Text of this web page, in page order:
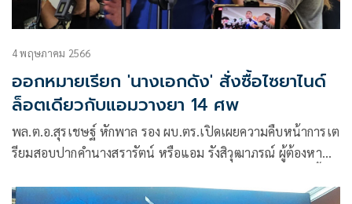
4 พฤษภาคม 2566
ออกหมายเรียก 'นางเอกดัง' สั่งซื้อไซยาไนด์
ล็อตเดียวกับแอมวางยา 14 ศพ
พล.ต.อ.สุรเชษฐ์ หักพาล รอง ผบ.ตร.เปิดเผยความคืบหน้าการเต
รียมสอบปากคำนางสรารัตน์ หรือแอม รังสิวุฒาภรณ์ ผู้ต้องหา
สอบปากคำน้อยหน่า หญิงสาวคนสนิท พ.ต.ท.วิฑูรย์ รังสิวุฒาภ